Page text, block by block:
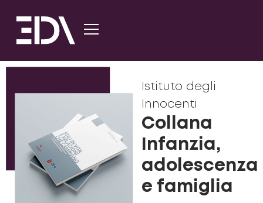
Istituto degli
Innocenti
Collana
Infanzia,
adolescenza
e famiglia